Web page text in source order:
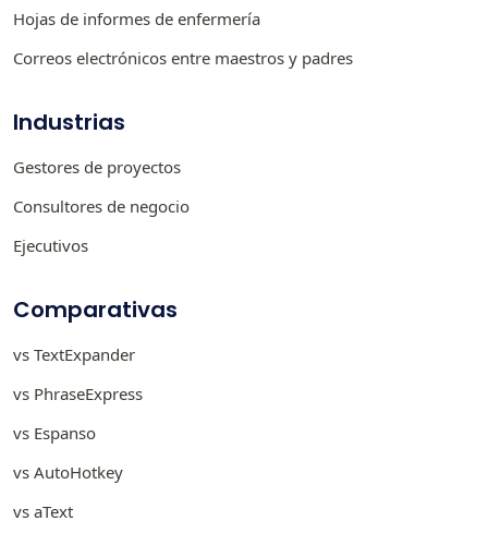
Hojas de informes de enfermería
Correos electrónicos entre maestros y padres
Industrias
Gestores de proyectos
Consultores de negocio
Ejecutivos
Comparativas
vs TextExpander
vs PhraseExpress
vs Espanso
vs AutoHotkey
vs aText